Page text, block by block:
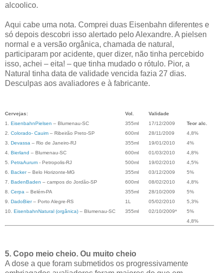
alcoolico.
Aqui cabe uma nota. Comprei duas Eisenbahn diferentes e
só depois descobri isso alertado pelo Alexandre. A pielsen
normal e a versão orgânica, chamada de natural,
participaram por acidente, quer dizer, não tinha percebido
isso, achei – eita! – que tinha mudado o rótulo. Pior, a
Natural tinha data de validade vencida fazia 27 dias.
Desculpas aos avaliadores e à fabricante.
Cervejas:
1. EisenbahnPielsen – Blumenau-SC
2. Colorado- Cauim – Ribeirão Preto-SP
3. Devassa – Rio de Janeiro-RJ
4. Bierland – Blumenau-SC
5. PetraAurum - Petropolis-RJ
6. Backer– Belo Horizonte-MG
7. BadenBaden – campos do Jordão-SP
8. Cerpa – Belém-PA
9. DadoBier– Porto Alegre-RS
10. EisenbahnNatural (orgânica) – Blumenau-SC
Vol.
355ml
600ml
355ml
600ml
500ml
355ml
600ml
355ml
1L
355ml
Validade
17/12/2009
28/11/2009
19/01/2010
01/03/2010
19/02/2010
03/12/2009
08/02/2010
28/10/2009
05/02/2010
02/10/2009*
Teor alc.
4,8%
4%
4,8%
4,5%
5%
4,8%
5%
5,3%
5%
4,8%
5. Copo meio cheio. Ou muito cheio
A dose a que foram submetidos os progressivamente